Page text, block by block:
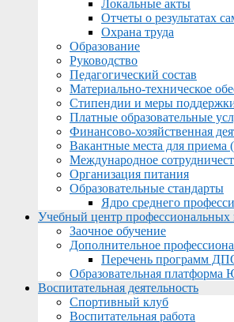
Локальные акты
Отчеты о результатах
Охрана труда
Образование
Руководство
Педагогический состав
Материально-техническое
Стипендии и меры
Платные образовательные
Финансово-хозяйственная
Вакантные места для приема
Международное
Организация питания
Образовательные стандарты
Ядро среднего
Учебный центр профессиональных
Заочное обучение
Дополнительное
Перечень программ
Образовательная
Воспитательная деятельность
Спортивный клуб
Воспитательная работа